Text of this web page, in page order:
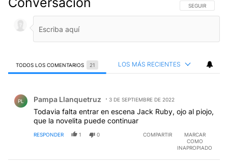
SIGA ESTA
SEGUIR
TODOS LOS COMENTARIOS 21 LOS MÁS RECIENTES
PL Pampa Llanquetruz 3 DE SEPTIEMBRE DE 2022
Todavia falta entrar en escena Jack Ruby, ojo al piojo,
que la novelita puede continuar
RESPONDER 1 0 COMPARTIR
MARCAR
COMO
INAPROPIADO